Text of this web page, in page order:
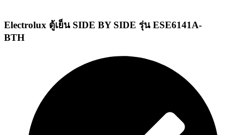
Electrolux ตู้เย็น SIDE BY SIDE รุ่น ESE6141A-
BTH